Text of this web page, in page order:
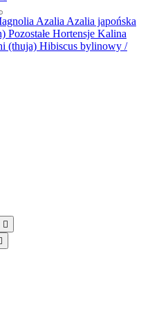
Azalia Azalia japońska
Pozostałe Hortensje Kalina
(thuja) Hibiscus bylinowy /
